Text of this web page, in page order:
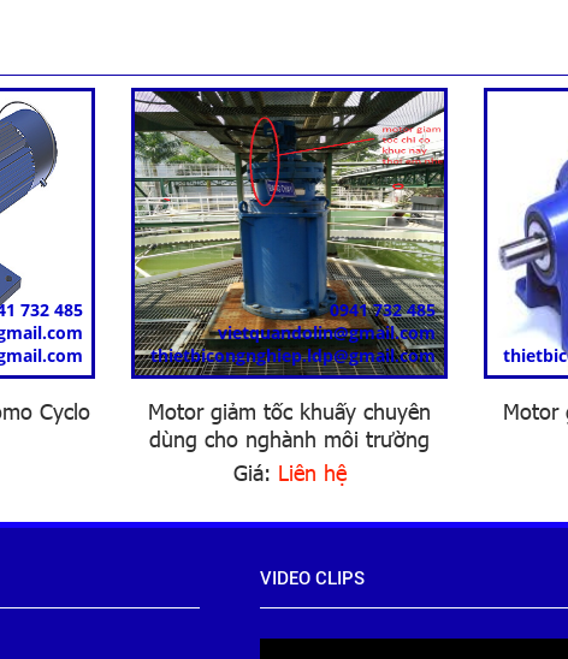
732 485
Cyclo
0941 732 485
vietquandolin@gmail.com
thietbicongnghiep.ldp@gmail.com
Motor giảm tốc khuấy chuyên
dùng cho nghành môi trường
Giá: Liên hệ
Motor
VIDEO CLIPS